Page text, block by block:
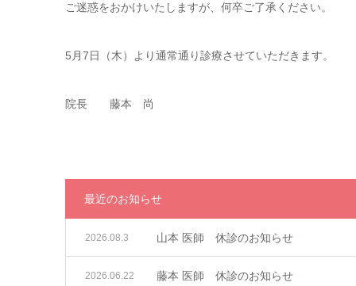
ご迷惑をおかけいたしますが、何卒ご了承ください。
5月7日（木）より通常通り診療させていただきます。
院長 藤本 尚
最近のお知らせ
山本 医師 休診のお知らせ
2026.08.3
藤本 医師 休診のお知らせ
2026.06.22